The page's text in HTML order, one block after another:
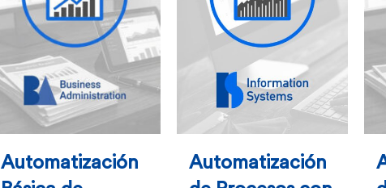
se
pueden
elegir
en
la
página
de
Automatización
Automatización